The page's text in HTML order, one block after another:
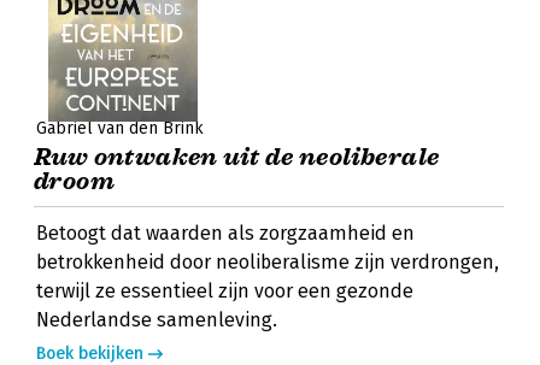
Gabriël van den Brink
Ruw ontwaken uit de neoliberale
droom
Betoogt dat waarden als zorgzaamheid en
betrokkenheid door neoliberalisme zijn verdrongen,
terwijl ze essentieel zijn voor een gezonde
Nederlandse samenleving.
Boek bekijken